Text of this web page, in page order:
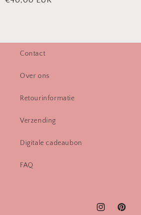
Contact
Over ons
Retourinformatie
Verzending
Digitale cadeaubon
FAQ
InstagramPinterest